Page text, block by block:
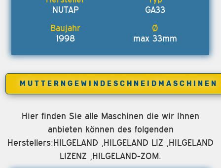
NUTAP GA33
1998 max 33mm
MUTTERNGEWINDESCHNEIDMASCHINEN
Hier finden Sie alle Maschinen die wir Ihnen
anbieten können des folgenden
Herstellers:HILGELAND ,HILGELAND LIZ ,HILGELAND
LIZENZ ,HILGELAND-ZOM.